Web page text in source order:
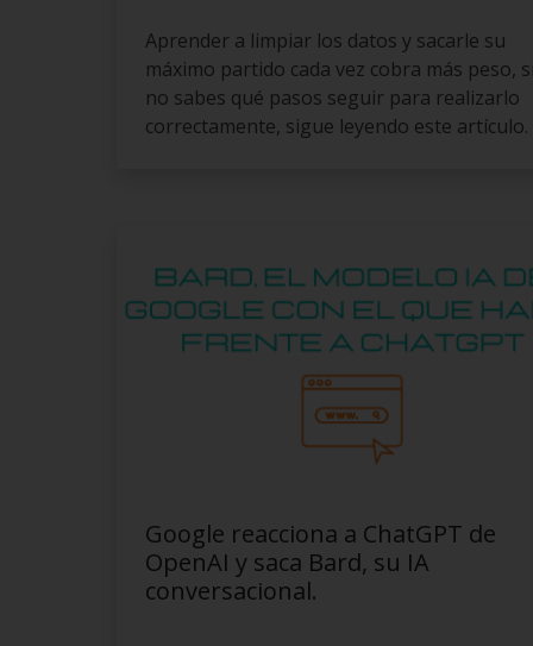
Aprender a limpiar los datos y sacarle su
máximo partido cada vez cobra más peso,
no sabes qué pasos seguir para realizarlo
correctamente, sigue leyendo este artículo.
Google reacciona a ChatGPT de
OpenAI y saca Bard, su IA
conversacional.